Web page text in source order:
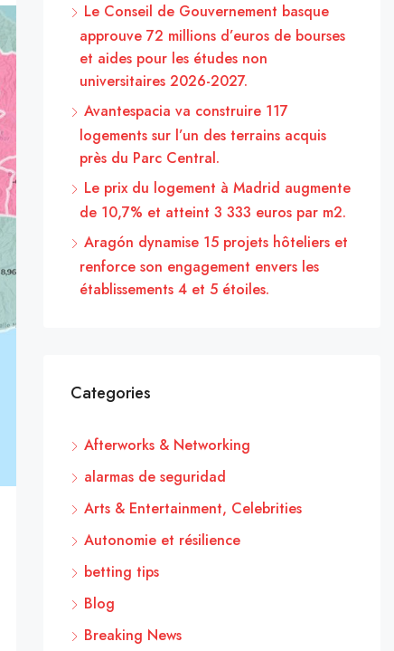
Le Conseil de Gouvernement basque
approuve 72 millions d’euros de bourses
et aides pour les études non
universitaires 2026-2027.
Avantespacia va construire 117
logements sur l’un des terrains acquis
près du Parc Central.
Le prix du logement à Madrid augmente
de 10,7% et atteint 3 333 euros par m2.
Aragón dynamise 15 projets hôteliers et
renforce son engagement envers les
établissements 4 et 5 étoiles.
Categories
Afterworks & Networking
alarmas de seguridad
Arts & Entertainment, Celebrities
Autonomie et résilience
betting tips
Blog
Breaking News